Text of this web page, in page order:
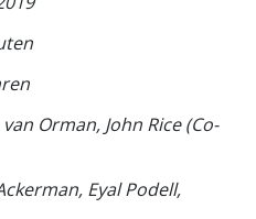
John Rice (Co-
Eyal Podell,